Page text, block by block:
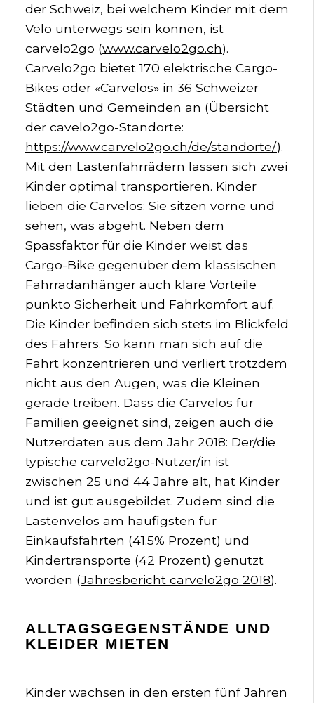
der Schweiz, bei welchem Kinder mit dem
Velo unterwegs sein können, ist
carvelo2go (www.carvelo2go.ch).
Carvelo2go bietet 170 elektrische Cargo-
Bikes oder «Carvelos» in 36 Schweizer
Städten und Gemeinden an (Übersicht
der cavelo2go-Standorte:
https://www.carvelo2go.ch/de/standorte/).
Mit den Lastenfahrrädern lassen sich zwei
Kinder optimal transportieren. Kinder
lieben die Carvelos: Sie sitzen vorne und
sehen, was abgeht. Neben dem
Spassfaktor für die Kinder weist das
Cargo-Bike gegenüber dem klassischen
Fahrradanhänger auch klare Vorteile
punkto Sicherheit und Fahrkomfort auf.
Die Kinder befinden sich stets im Blickfeld
des Fahrers. So kann man sich auf die
Fahrt konzentrieren und verliert trotzdem
nicht aus den Augen, was die Kleinen
gerade treiben. Dass die Carvelos für
Familien geeignet sind, zeigen auch die
Nutzerdaten aus dem Jahr 2018: Der/die
typische carvelo2go-Nutzer/in ist
zwischen 25 und 44 Jahre alt, hat Kinder
und ist gut ausgebildet. Zudem sind die
Lastenvelos am häufigsten für
Einkaufsfahrten (41.5% Prozent) und
Kindertransporte (42 Prozent) genutzt
worden (Jahresbericht carvelo2go 2018).
ALLTAGSGEGENSTÄNDE UND
KLEIDER MIETEN
Kinder wachsen in den ersten fünf Jahren